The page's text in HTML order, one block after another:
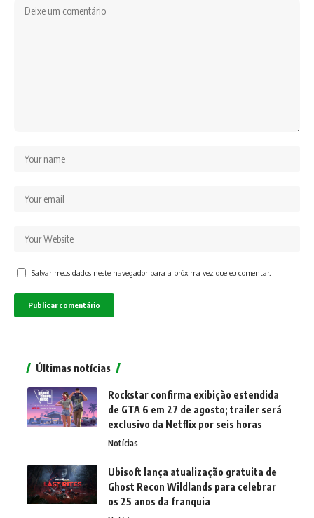
Salvar meus dados neste navegador para a próxima vez que eu comentar.
Últimas notícias
Rockstar confirma exibição estendida
de GTA 6 em 27 de agosto; trailer será
exclusivo da Netflix por seis horas
Notícias
Ubisoft lança atualização gratuita de
Ghost Recon Wildlands para celebrar
os 25 anos da franquia